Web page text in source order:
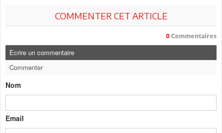
COMMENTER CET ARTICLE
0 Commentaires
Ecrire un commentaire
Commenter
Nom
Email